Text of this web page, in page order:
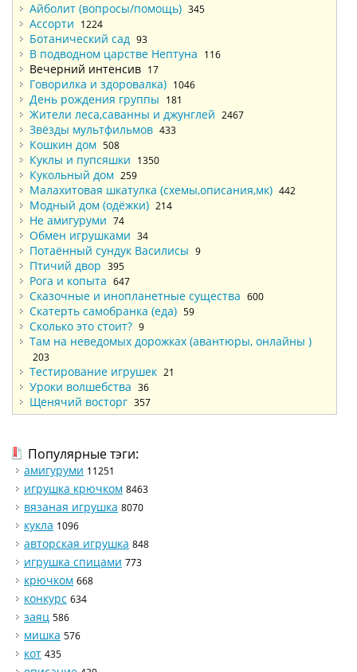
Айболит (вопросы/помощь) 345
Ассорти 1224
Ботанический сад 93
В подводном царстве Нептуна 116
Вечерний интенсив 17
Говорилка и здоровалка) 1046
День рождения группы 181
Жители леса,саванны и джунглей 2467
Звёзды мультфильмов 433
Кошкин дом 508
Куклы и пупсяшки 1350
Кукольный дом 259
Малахитовая шкатулка (схемы,описания,мк) 442
Модный дом (одёжки) 214
Не амигуруми 74
Обмен игрушками 34
Потаённый сундук Василисы 9
Птичий двор 395
Рога и копыта 647
Сказочные и инопланетные существа 600
Скатерть самобранка (еда) 59
Сколько это стоит? 9
Там на неведомых дорожках (авантюры, онлайны )
203
Тестирование игрушек 21
Уроки волшебства 36
Щенячий восторг 357
Популярные тэги:
амигуруми 11251
игрушка крючком 8463
вязаная игрушка 8070
кукла 1096
авторская игрушка 848
игрушка спицами 773
крючком 668
конкурс 634
заяц 586
мишка 576
кот 435